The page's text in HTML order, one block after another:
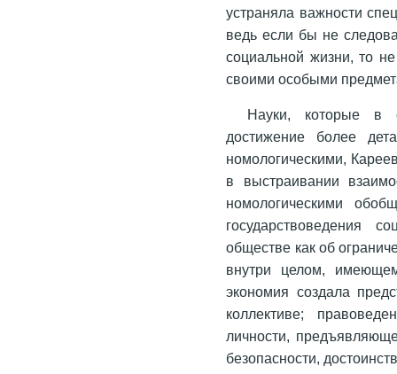
устраняла важности
ведь если бы не
социальной жизни, то
своими особыми
Науки, которые в
достижение более
номологическими,
в выстраивании
номологическими
государствоведения
обществе как об
внутри целом,
экономия создала
коллективе;
личности,
безопасности,